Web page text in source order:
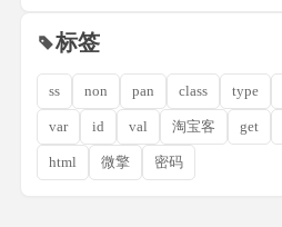
标签
ss non pan class type
var id val 淘宝客 get
html 微擎 密码